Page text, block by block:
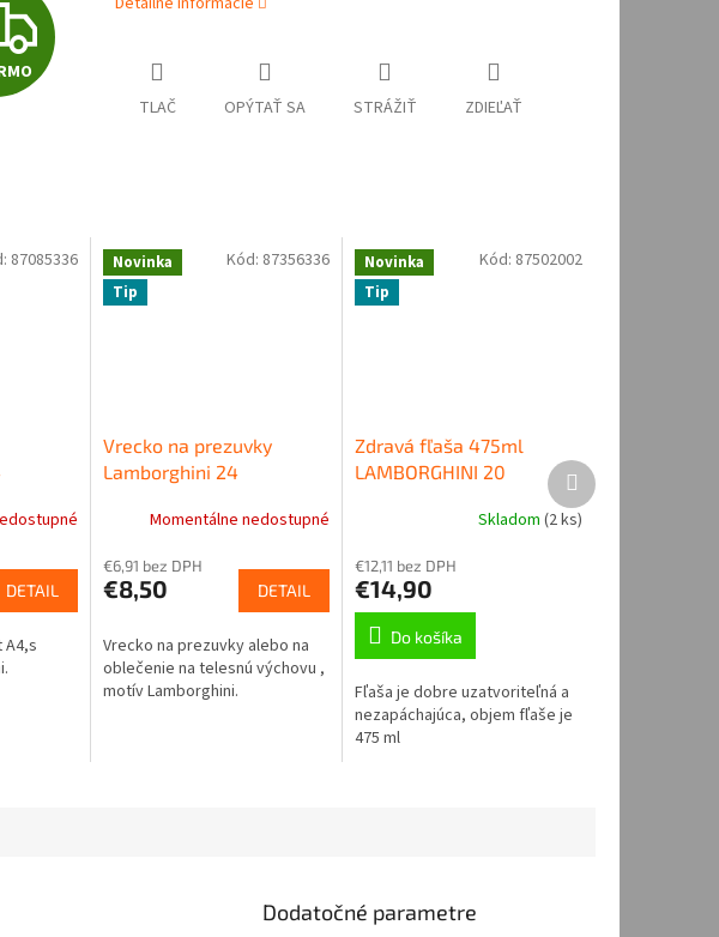
Z
A
A
M
O
TLAČ OPÝTAŤ SA STRÁŽIŤ ZDIEĽAŤ
DETAIL
87085336
Novinka
Tip
Vrecko na prezuvky
Lamborghini 24
Momentálne nedostupné
€6,91 bez DPH
€8,50 DETAIL
Vrecko na prezuvky alebo na
oblečenie na telesnú výchovu ,
motív Lamborghini.
Kód: 87356336
Novinka
Tip
Zdravá fľaša 475ml
LAMBORGHINI 20
Skladom (2 ks)
€12,11 bez DPH
€14,90
Do košíka
Fľaša je dobre uzatvoriteľná a
nezapáchajúca, objem fľaše je
475 ml
Kód: 87502002
Ďalší
produkt
Dodatočné parametre